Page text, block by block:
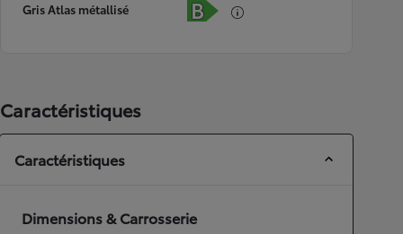
Gris Atlas métallisé
Caractéristiques
Caractéristiques
Dimensions & Carrosserie